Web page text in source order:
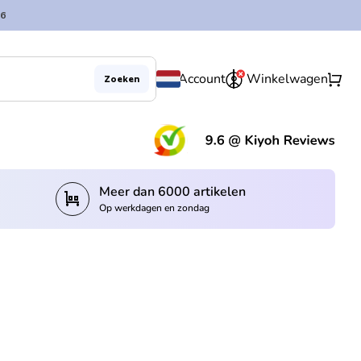
Zoeken Account Winkelwagenshopping_cart
trolley Meer dan 6000 artikelen
Op werkdagen en zondag